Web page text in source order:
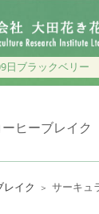
日ブラックベリー
ヒーブレイク
レイク ＞ サーキュ